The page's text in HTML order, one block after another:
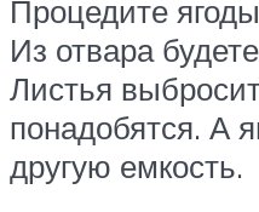
Процедите
Из отвара
Листья
понадобятся. А
другую емкость.